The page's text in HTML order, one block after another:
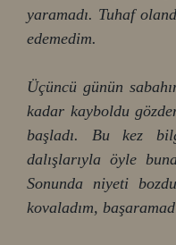
yaramadı. Tuhaf
edemedim.
Üçüncü günün
kadar kayboldu
başladı. Bu kez
dalışlarıyla öyle
Sonunda niyeti
kovaladım,